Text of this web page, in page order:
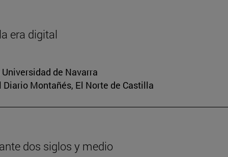
era digital
de Navarra
Diario Montañés, El Norte de Castilla
dos siglos y medio